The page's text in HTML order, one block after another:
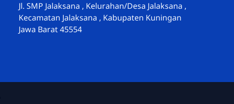
Jl. SMP Jalaksana , Kelurahan/Desa Jalaksana ,
Kecamatan Jalaksana , Kabupaten Kuningan
Jawa Barat 45554